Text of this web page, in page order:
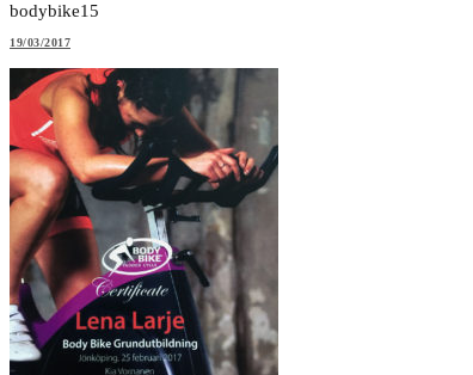
bodybike15
19/03/2017